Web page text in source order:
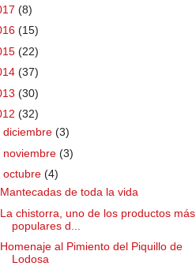
(8)
(15)
(22)
(37)
(30)
(32)
diciembre (3)
noviembre (3)
octubre (4)
Mantecadas de toda la vida
La chistorra, uno de los productos más
populares d...
Homenaje al Pimiento del Piquillo de
Lodosa